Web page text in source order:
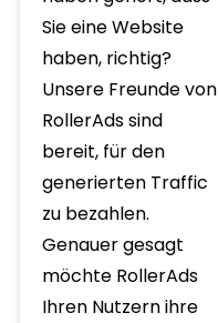
Sie eine Website
haben, richtig?
Unsere Freunde von
RollerAds sind
bereit, für den
generierten Traffic
zu bezahlen.
Genauer gesagt
möchte RollerAds
Ihren Nutzern ihre